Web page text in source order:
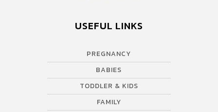
USEFUL LINKS
PREGNANCY
BABIES
TODDLER & KIDS
FAMILY